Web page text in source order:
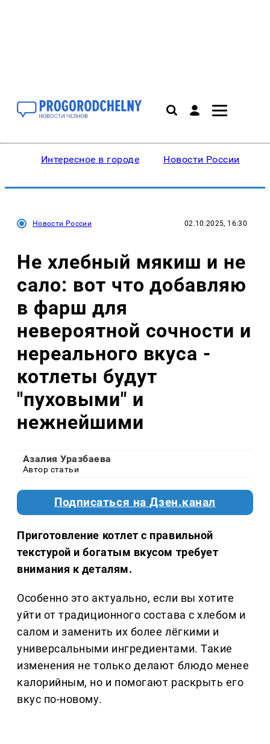
Интересное в городе Новости России
Новости России 02.10.2025, 16:30
Не хлебный мякиш и не
сало: вот что добавляю
в фарш для
невероятной сочности и
нереального вкуса -
котлеты будут
"пуховыми" и
нежнейшими
Азалия Уразбаева
Автор статьи
Подписаться на Дзен.канал
Приготовление котлет с правильной
текстурой и богатым вкусом требует
внимания к деталям.
Особенно это актуально, если вы хотите
уйти от традиционного состава с хлебом и
салом и заменить их более лёгкими и
универсальными ингредиентами. Такие
изменения не только делают блюдо менее
калорийным, но и помогают раскрыть его
вкус по‑новому.